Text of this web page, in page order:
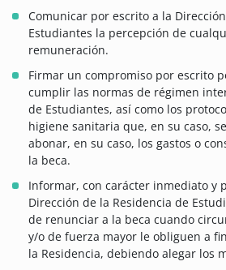
Comunicar por escrito a la
Estudiantes la percepción de
remuneración.
Firmar un compromiso por escrito
cumplir las normas de régimen
de Estudiantes, así como los
higiene sanitaria que, en su caso,
abonar, en su caso, los gastos o
la beca.
Informar, con carácter inmediato y
Dirección de la Residencia de
de renunciar a la beca cuando
y/o de fuerza mayor le obliguen a
la Residencia, debiendo alegar los